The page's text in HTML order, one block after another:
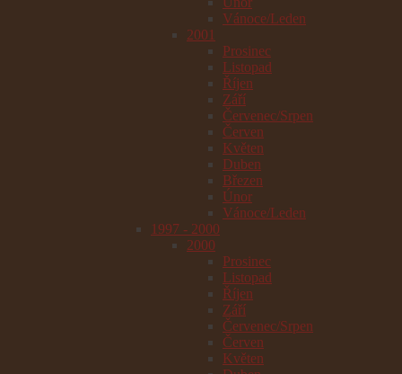
Vánoce/Leden
2001
Prosinec
Listopad
Říjen
Září
Červenec/Srpen
Červen
Květen
Duben
Březen
Únor
Vánoce/Leden
1997 - 2000
2000
Prosinec
Listopad
Říjen
Září
Červenec/Srpen
Červen
Květen